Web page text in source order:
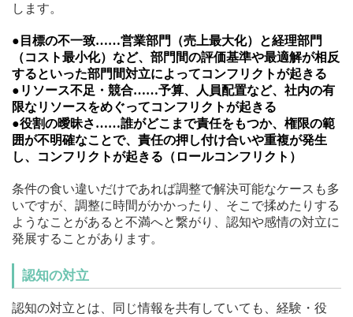
します。
●目標の不一致……営業部門（売上最大化）と経理部門
（コスト最小化）など、部門間の評価基準や最適解が相反
するといった部門間対立によってコンフリクトが起きる
●リソース不足・競合……予算、人員配置など、社内の有
限なリソースをめぐってコンフリクトが起きる
●役割の曖昧さ……誰がどこまで責任をもつか、権限の範
囲が不明確なことで、責任の押し付け合いや重複が発生
し、コンフリクトが起きる（ロールコンフリクト）
条件の食い違いだけであれば調整で解決可能なケースも多
いですが、調整に時間がかかったり、そこで揉めたりする
ようなことがあると不満へと繋がり、認知や感情の対立に
発展することがあります。
認知の対立
認知の対立とは、同じ情報を共有していても、経験・役